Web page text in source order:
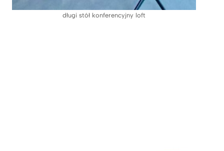
długi stół konferencyjny loft